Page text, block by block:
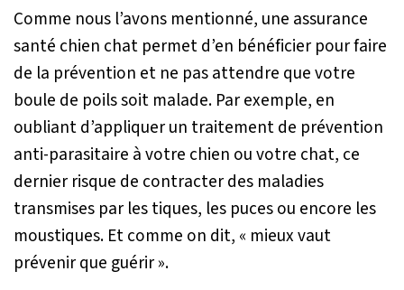
Comme nous l’avons mentionné, une assurance
santé chien chat permet d’en bénéficier pour faire
de la prévention et ne pas attendre que votre
boule de poils soit malade. Par exemple, en
oubliant d’appliquer un traitement de prévention
anti-parasitaire à votre chien ou votre chat, ce
dernier risque de contracter des maladies
transmises par les tiques, les puces ou encore les
moustiques. Et comme on dit, « mieux vaut
prévenir que guérir ».